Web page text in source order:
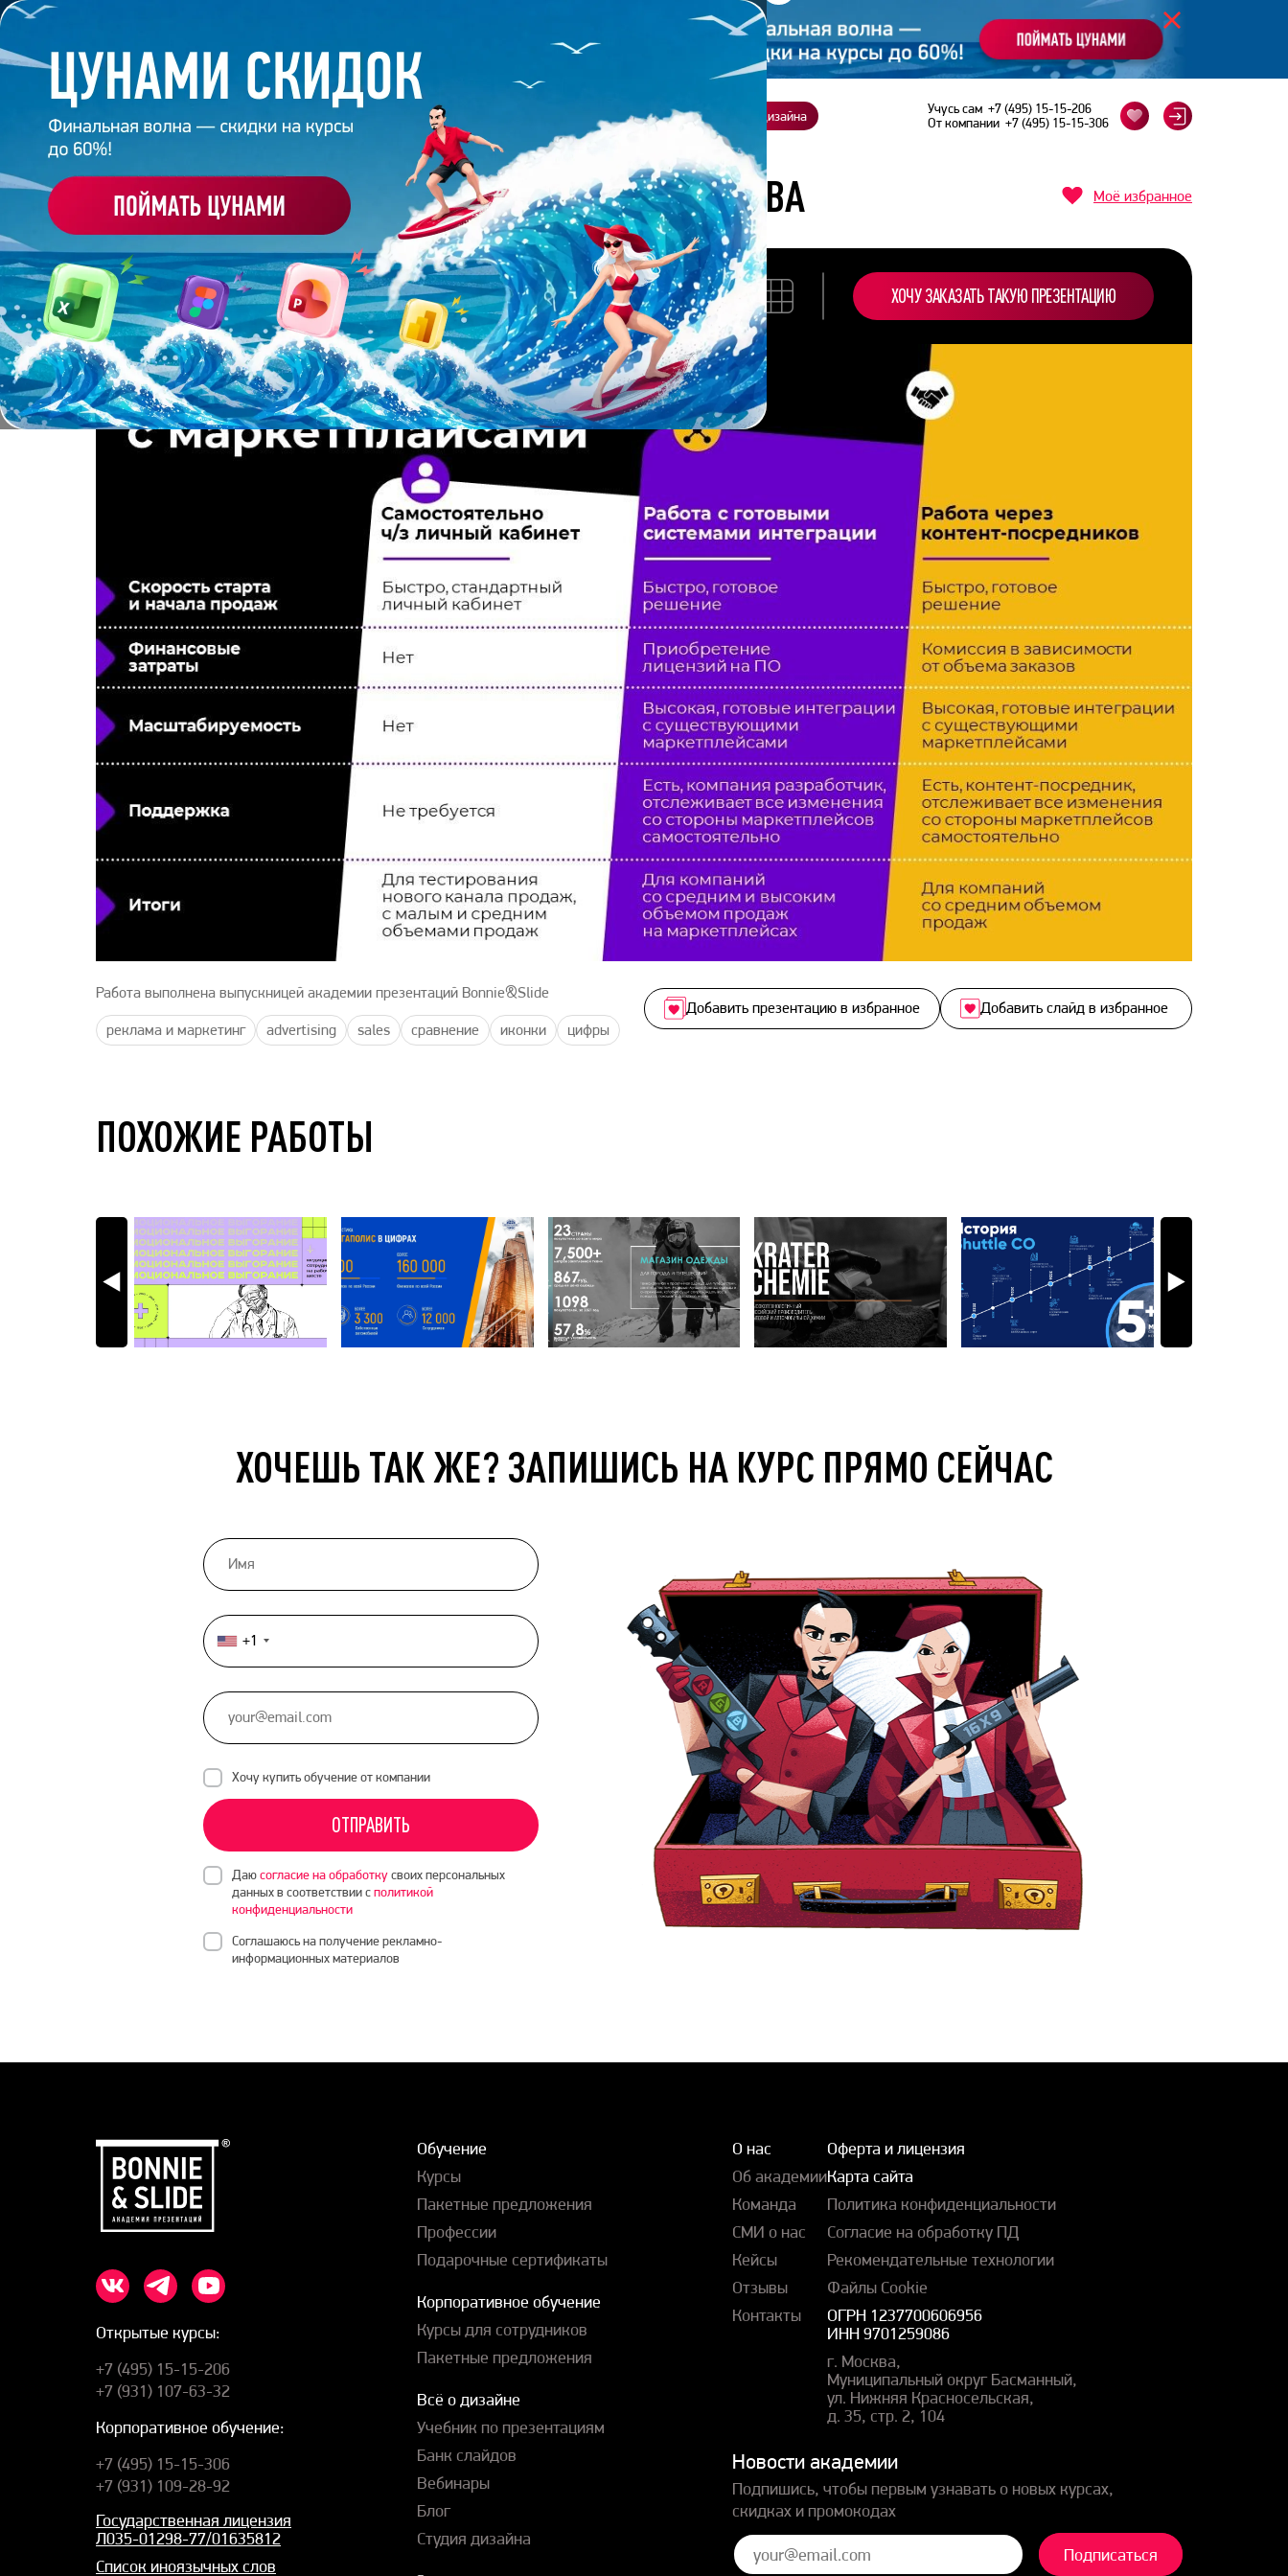
Корпоративное обучение Заказать презентацию Студия дизайна Учусь сам +7 (495) 15-15-206
От компании +7 (495) 15-15-306
Главная Презентация 271 – Владислава Курдюкова
ПРЕЗЕНТАЦИЯ 271 - ВЛАДИСЛАВА КУРДЮКОВА Моё избранное
Работа
студента
ХОЧУ ЗАКАЗАТЬ ТАКУЮ ПРЕЗЕНТАЦИЮ
Работа выполнена выпускницей академии презентаций Bonnie&Slide
реклама и маркетинг advertising sales сравнение иконки цифры
Добавить презентацию в избранное Добавить слайд в избранное
ПОХОЖИЕ РАБОТЫ
ХОЧЕШЬ ТАК ЖЕ? ЗАПИШИСЬ НА КУРС ПРЯМО СЕЙЧАС
United
States
+1
Хочу купить обучение от компании
ОТПРАВИТЬ
Даюсогласие на обработкусвоих персональных
данных в соответствии сполитикой
конфиденциальности
Соглашаюсь на получение рекламно-
информационных материалов
Открытые курсы:
+7 (495) 15-15-206
+7 (931) 107-63-32
Корпоративное обучение:
+7 (495) 15-15-306
+7 (931) 109-28-92
Государственная лицензия
Л035-01298-77/01635812
Список иноязычных слов
Обучение
Курсы
Пакетные предложения
Профессии
Подарочные сертификаты
Корпоративное обучение
Курсы для сотрудников
Пакетные предложения
Всё о дизайне
Учебник по презентациям
Банк слайдов
Вебинары
Блог
Студия дизайна
О нас
Об академии
Команда
СМИ о нас
Кейсы
Отзывы
Контакты
Оферта и лицензия
Карта сайта
Политика конфиденциальности
Согласие на обработку ПД
Рекомендательные технологии
Файлы Cookie
ОГРН 1237700606956
ИНН 9701259086
г. Москва,
Муниципальный округ Басманный,
ул. Нижняя Красносельская,
д. 35, стр. 2, 104
Новости академии
Подпишись, чтобы первым узнавать о новых курсах,
скидках и промокодах
Подписаться